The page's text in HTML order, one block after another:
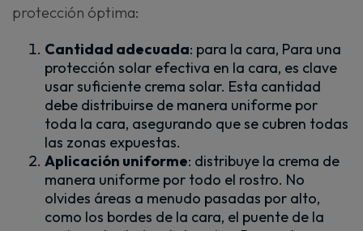
protección óptima:
Cantidad adecuada: para la cara, Para una
protección solar efectiva en la cara, es clave
usar suficiente crema solar. Esta cantidad
debe distribuirse de manera uniforme por
toda la cara, asegurando que se cubren todas
las zonas expuestas.
Aplicación uniforme: distribuye la crema de
manera uniforme por todo el rostro. No
olvides áreas a menudo pasadas por alto,
como los bordes de la cara, el puente de la